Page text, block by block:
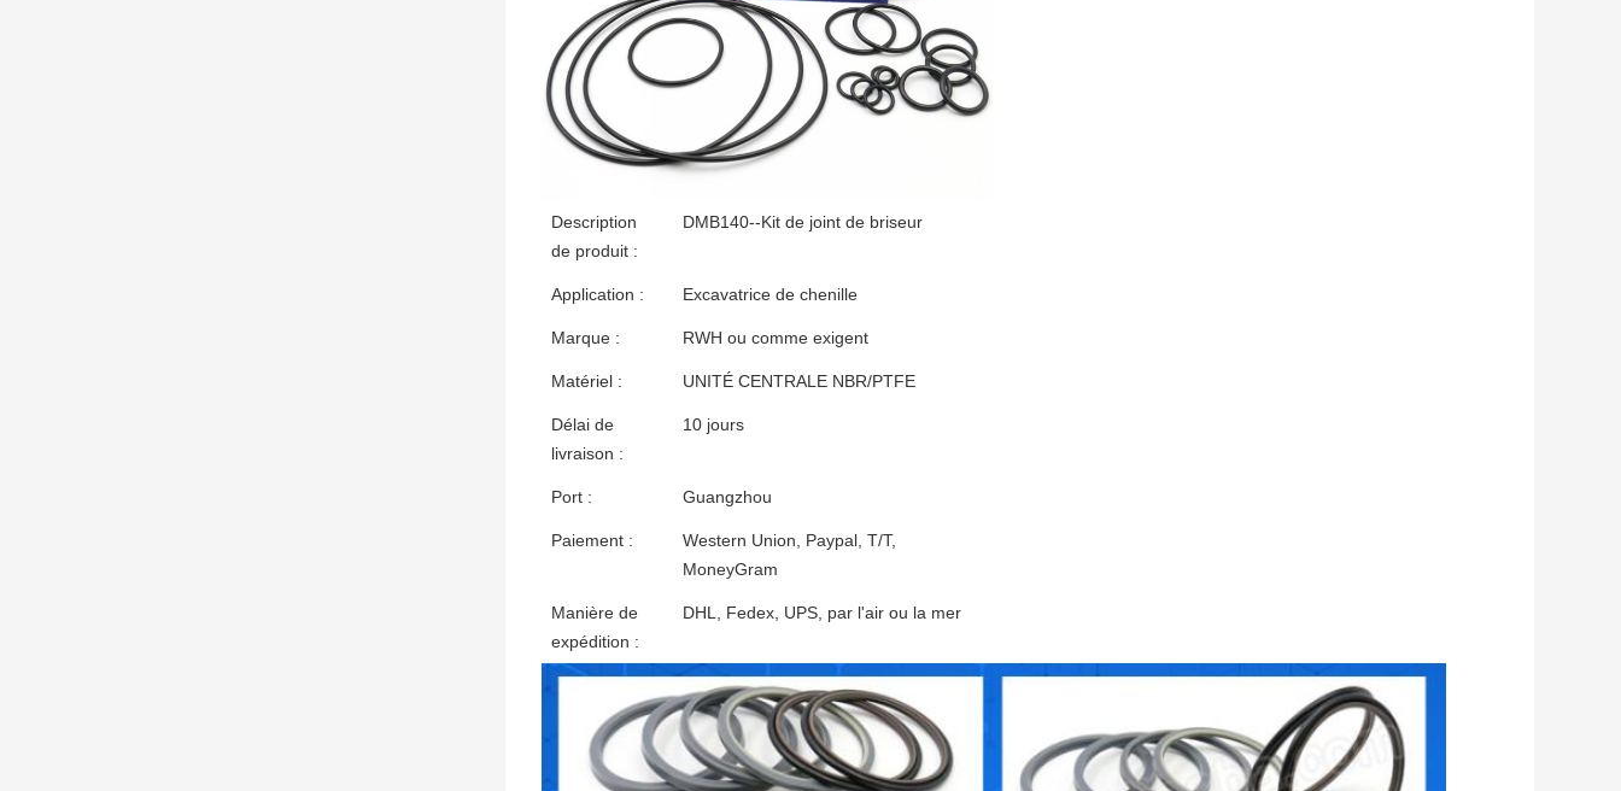
Description
de produit :
DMB140--Kit de joint de briseur
Application : Excavatrice de chenille
Marque : RWH ou comme exigent
Matériel : UNITÉ CENTRALE NBR/PTFE
Délai de
livraison :
10 jours
Port : Guangzhou
Paiement :
Western Union, Paypal, T/T,
MoneyGram
Manière de
expédition :
DHL, Fedex, UPS, par l'air ou la mer